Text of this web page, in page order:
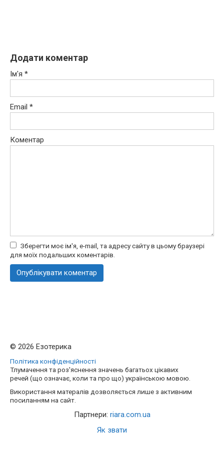
Додати коментар
Ім'я *
Email *
Коментар
Зберегти моє ім'я, e-mail, та адресу сайту в цьому браузері
для моїх подальших коментарів.
© 2026 Езотерика
Політика конфіденційності
Тлумачення та роз'яснення значень багатьох цікавих
речей (що означає, коли та про що) українською мовою.
Використання матералів дозволяється лише з активним
посиланням на сайт.
Партнери: riara.com.ua
Як звати